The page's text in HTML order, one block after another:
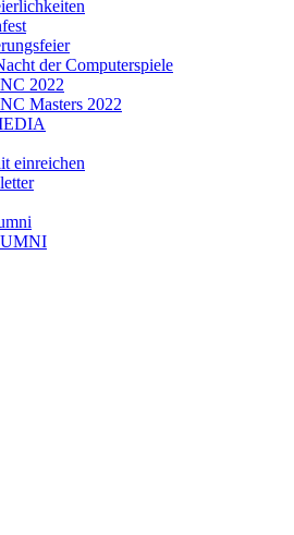
der Computerspiele
2022
Masters 2022
einreichen